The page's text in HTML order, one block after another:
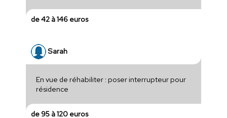
de 42 à 146 euros
Sarah
En vue de réhabiliter : poser interrupteur pour
résidence
de 95 à 120 euros